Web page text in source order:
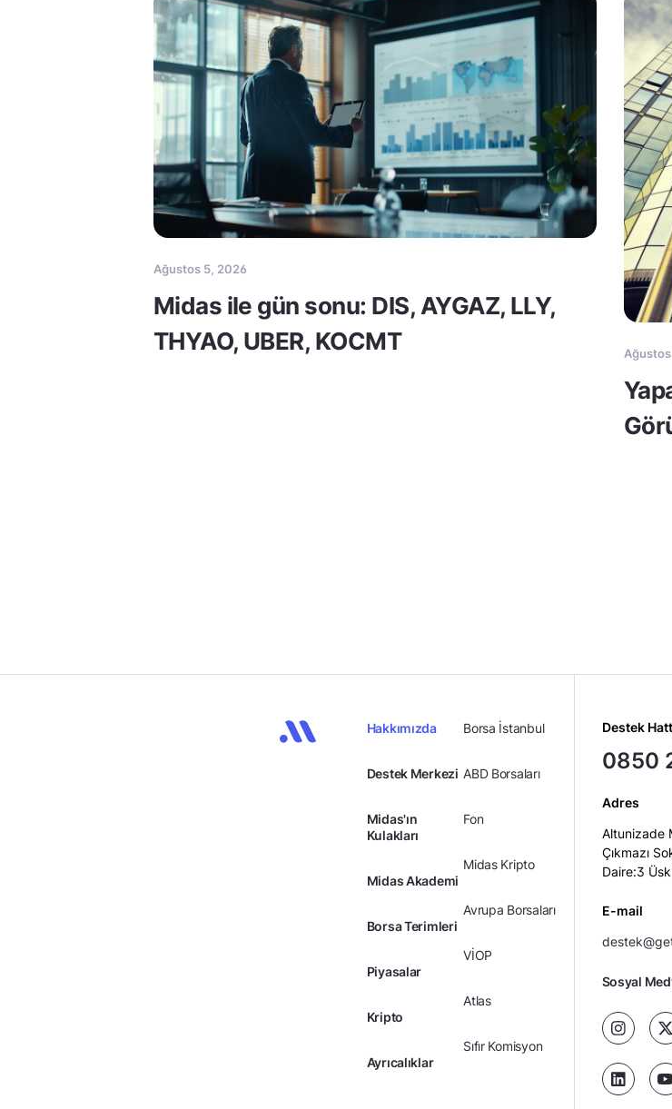
Ağustos 5, 2026
Midas ile gün sonu: DIS, AYGAZ, LLY,
THYAO, UBER, KOCMT
Hakkımızda
Destek Merkezi
Midas'ın
Kulakları
Midas Akademi
Borsa Terimleri
Piyasalar
Kripto
Ayrıcalıklar
Borsa İstanbul
ABD Borsaları
Fon
Midas Kripto
Avrupa Borsaları
VİOP
Atlas
Sıfır Komisyon
Destek
0850
Adres
Altunizade
Çıkmazı
Daire:3
E-mail
Sosyal